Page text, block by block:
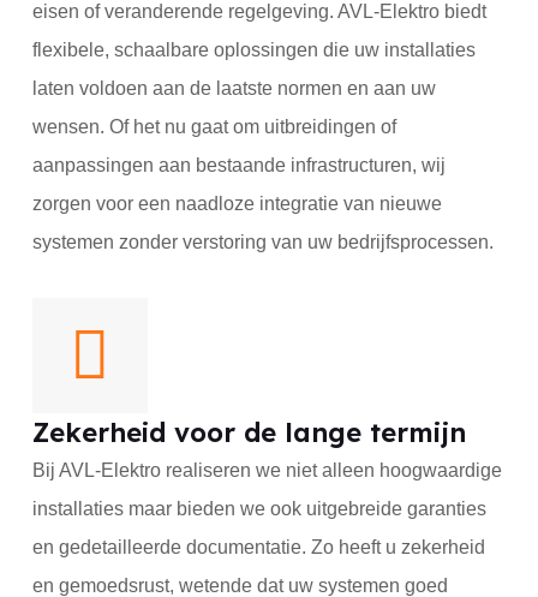
eisen of veranderende regelgeving. AVL-Elektro biedt
flexibele, schaalbare oplossingen die uw installaties
laten voldoen aan de laatste normen en aan uw
wensen. Of het nu gaat om uitbreidingen of
aanpassingen aan bestaande infrastructuren, wij
zorgen voor een naadloze integratie van nieuwe
systemen zonder verstoring van uw bedrijfsprocessen.
Zekerheid voor de lange termijn
Bij AVL-Elektro realiseren we niet alleen hoogwaardige
installaties maar bieden we ook uitgebreide garanties
en gedetailleerde documentatie. Zo heeft u zekerheid
en gemoedsrust, wetende dat uw systemen goed